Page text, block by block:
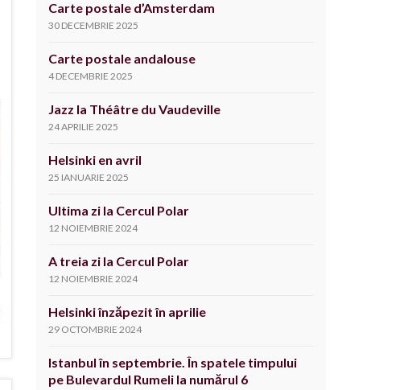
Carte postale d’Amsterdam
30 DECEMBRIE 2025
Carte postale andalouse
4 DECEMBRIE 2025
Jazz la Théâtre du Vaudeville
24 APRILIE 2025
Helsinki en avril
25 IANUARIE 2025
Ultima zi la Cercul Polar
12 NOIEMBRIE 2024
A treia zi la Cercul Polar
12 NOIEMBRIE 2024
Helsinki înzăpezit în aprilie
29 OCTOMBRIE 2024
Istanbul în septembrie. În spatele timpului
pe Bulevardul Rumeli la numărul 6